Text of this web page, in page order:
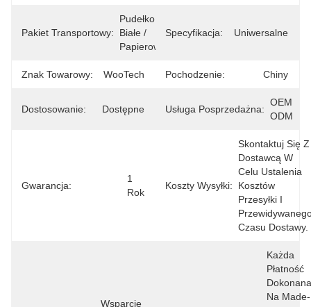
Pakiet Transportowy:
Pudełko
Białe /
Papierowe
Specyfikacja: Uniwersalne
Znak Towarowy: WooTech Pochodzenie: Chiny
Dostosowanie: Dostępne Usługa Posprzedażna:
OEM
ODM
Gwarancja:
1
Rok
Koszty Wysyłki:
Skontaktuj Się Z
Dostawcą W
Celu Ustalenia
Kosztów
Przesyłki I
Czasu Dostawy.
Wsparcie
Każda
Płatność
Dokonana
Na Made-